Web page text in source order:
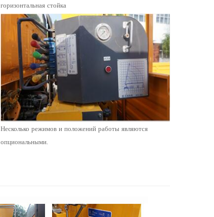
горизонтальная стойка
Несколько режимов и положений работы являются
опциональными.